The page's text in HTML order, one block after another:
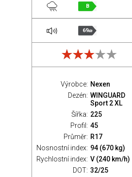
B
69dB
Výrobce: Nexen
Dezén: WINGUARD
Sport 2 XL
Šířka: 225
Profil: 45
Průměr: R17
Nosnostní index: 94 (670 kg)
Rychlostní index: V (240 km/h)
DOT: 32/25